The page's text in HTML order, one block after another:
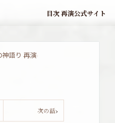
目次再演公式サイト
神語り 再演›
次の話›